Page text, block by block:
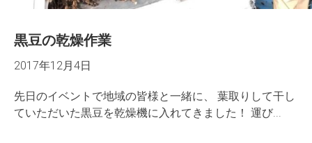
黒豆の乾燥作業
2017年12月4日
先日のイベントで地域の皆様と一緒に、 葉取りして干し
ていただいた黒豆を乾燥機に入れてきました！ 運び...